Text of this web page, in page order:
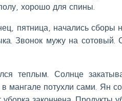
хорошо для спины.
пятница, начались сборы
Звонок мужу на сотовый.
теплым. Солнце
мангале потухли сами. Ян